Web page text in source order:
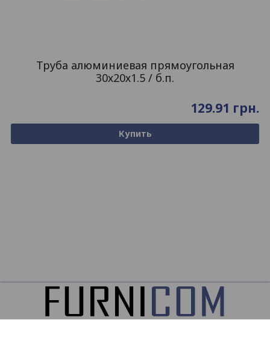
Труба алюминиевая прямоугольная
30х20х1.5 / б.п.
129.91 грн.
Купить